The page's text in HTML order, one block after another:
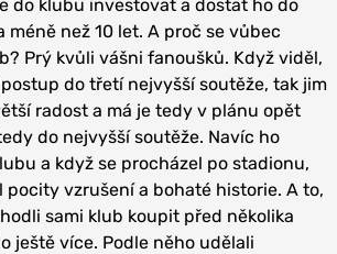
do klubu investovat a dostat ho do
méně než 10 let. A proč se vůbec
Prý kvůli vášni fanoušků. Když viděl,
do třetí nejvyšší soutěže, tak jim
radost a má je tedy v plánu opět
do nejvyšší soutěže. Navíc ho
a když se procházel po stadionu,
pocity vzrušení a bohaté historie. A to,
sami klub koupit před několika
ještě více. Podle něho udělali